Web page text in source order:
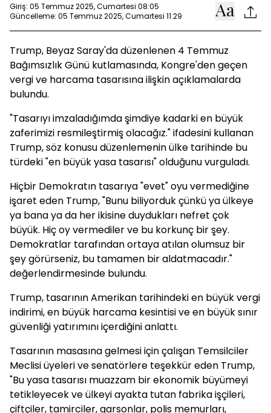
Giriş: 05 Temmuz 2025, Cumartesi 08:05
Güncelleme: 05 Temmuz 2025, Cumartesi 11:29
Trump, Beyaz Saray'da düzenlenen 4 Temmuz
Bağımsızlık Günü kutlamasında, Kongre'den geçen
vergi ve harcama tasarısına ilişkin açıklamalarda
bulundu.
"Tasarıyı imzaladığımda şimdiye kadarki en büyük
zaferimizi resmileştirmiş olacağız." ifadesini kullanan
Trump, söz konusu düzenlemenin ülke tarihinde bu
türdeki "en büyük yasa tasarısı" olduğunu vurguladı.
Hiçbir Demokratın tasarıya "evet" oyu vermediğine
işaret eden Trump, "Bunu biliyorduk çünkü ya ülkeye
ya bana ya da her ikisine duydukları nefret çok
büyük. Hiç oy vermediler ve bu korkunç bir şey.
Demokratlar tarafından ortaya atılan olumsuz bir
şey görürseniz, bu tamamen bir aldatmacadır."
değerlendirmesinde bulundu.
Trump, tasarının Amerikan tarihindeki en büyük vergi
indirimi, en büyük harcama kesintisi ve en büyük sınır
güvenliği yatırımını içerdiğini anlattı.
Tasarının masasına gelmesi için çalışan Temsilciler
Meclisi üyeleri ve senatörlere teşekkür eden Trump,
"Bu yasa tasarısı muazzam bir ekonomik büyümeyi
tetikleyecek ve ülkeyi ayakta tutan fabrika işçileri,
çiftçiler, tamirciler, garsonlar, polis memurları,